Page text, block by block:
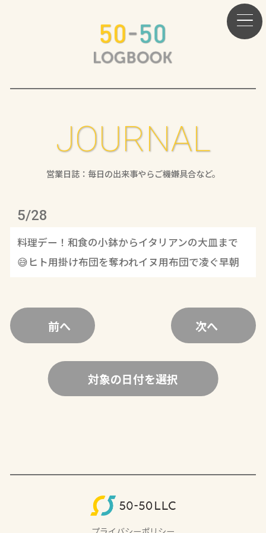
JOURNAL
営業日誌：毎日の出来事やらご機嫌具合など。
5/28
料理デー！和食の小鉢からイタリアンの大皿まで
😅ヒト用掛け布団を奪われイヌ用布団で凌ぐ早朝
前へ 次へ
対象の日付を選択